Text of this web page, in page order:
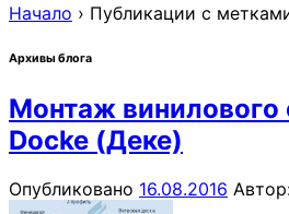
Начало › Публикации с
Архивы блога
Монтаж винилового
Docke (Деке)
Опубликовано 16.08.2016